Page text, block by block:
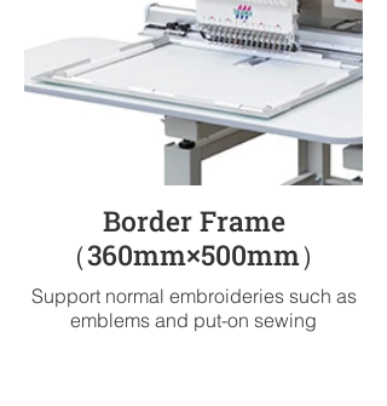
Border Frame
（360mm×500mm）
Support normal embroideries such as
emblems and put-on sewing